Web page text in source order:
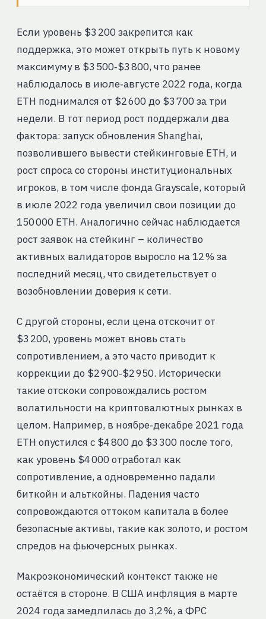
Если уровень $3 200 закрепится как
поддержка, это может открыть путь к новому
максимуму в $3 500‑$3 800, что ранее
наблюдалось в июле‑августе 2022 года, когда
ETH поднимался от $2 600 до $3 700 за три
недели. В тот период рост поддержали два
фактора: запуск обновления Shanghai,
позволившего вывести стейкинговые ETH, и
рост спроса со стороны институциональных
игроков, в том числе фонда Grayscale, который
в июле 2022 года увеличил свои позиции до
150 000 ETH. Аналогично сейчас наблюдается
рост заявок на стейкинг – количество
активных валидаторов выросло на 12 % за
последний месяц, что свидетельствует о
возобновлении доверия к сети.
С другой стороны, если цена отскочит от
$3 200, уровень может вновь стать
сопротивлением, а это часто приводит к
коррекции до $2 900‑$2 950. Исторически
такие отскоки сопровождались ростом
волатильности на криптовалютных рынках в
целом. Например, в ноябре‑декабре 2021 года
ETH опустился с $4 800 до $3 300 после того,
как уровень $4 000 отработал как
сопротивление, а одновременно падали
биткойн и альткойны. Падения часто
сопровождаются оттоком капитала в более
безопасные активы, такие как золото, и ростом
спредов на фьючерсных рынках.
Макроэкономический контекст также не
остаётся в стороне. В США инфляция в марте
2024 года замедлилась до 3,2 %, а ФРС